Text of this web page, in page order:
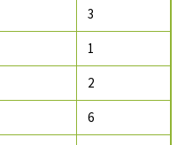
3
1
2
6